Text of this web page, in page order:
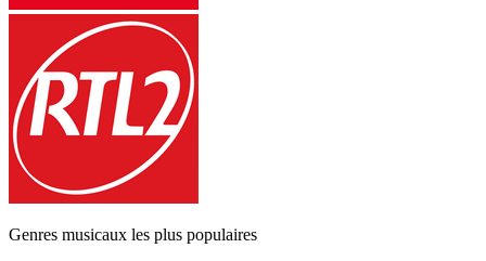
Genres musicaux les plus populaires